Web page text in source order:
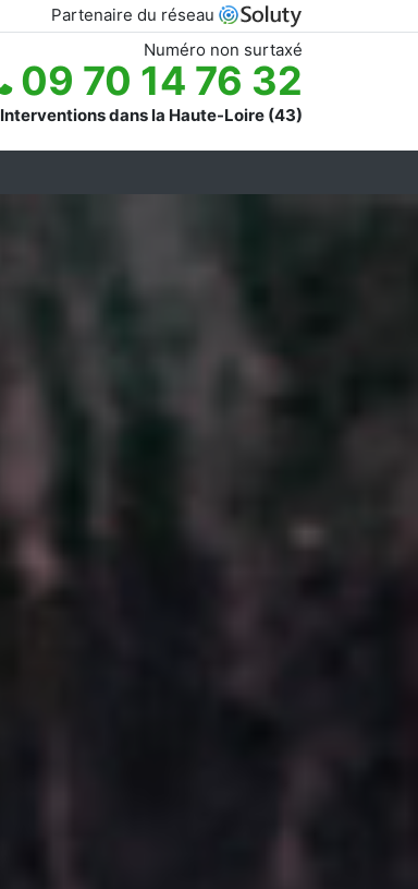
Partenaire du réseau
Numéro non surtaxé
09 70 14 76 32
Interventions dans la Haute-Loire (43)